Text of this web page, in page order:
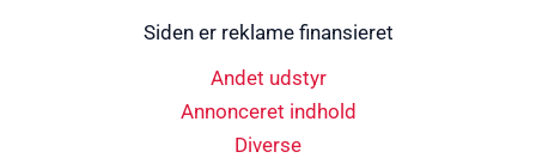
Siden er reklame finansieret
Andet udstyr
Annonceret indhold
Diverse